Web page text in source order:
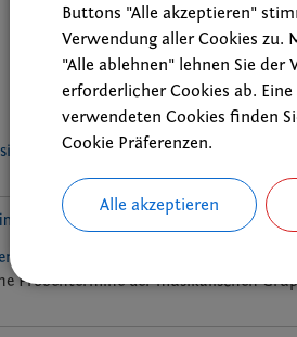
08.09.2025 19:30 Uhr
Parteien
Gasthaus zur Post, Bubenreuth
Bündnis 90/Grüne Ortsverband
Termine der Bubenreuther
Probentermine der musikalischen
Buttons "Alle akzeptieren"
Verwendung aller Cookies zu.
"Alle ablehnen" lehnen Sie der
erforderlicher Cookies ab.
verwendeten Cookies finden
Cookie Präferenzen.
Alle akzeptieren